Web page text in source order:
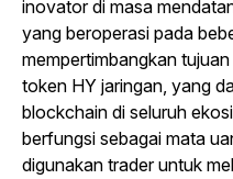
inovator di masa
yang beroperasi pada
mempertimbangkan
token HY jaringan, yang
blockchain di seluruh
berfungsi sebagai mata
digunakan trader untuk